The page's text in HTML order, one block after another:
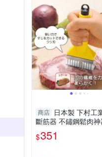
商店 日本製 下村工
斷筋器 不鏽鋼鬆肉
排嫩肉器 鎚肉器 切筋
房料理工具
$351